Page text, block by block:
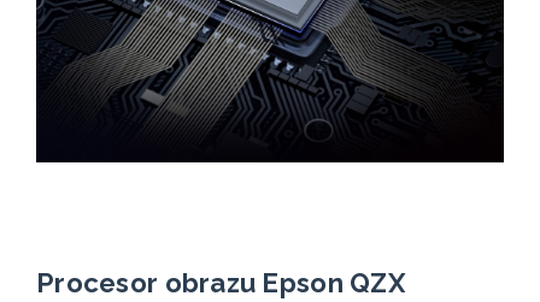
Procesor obrazu Epson QZX